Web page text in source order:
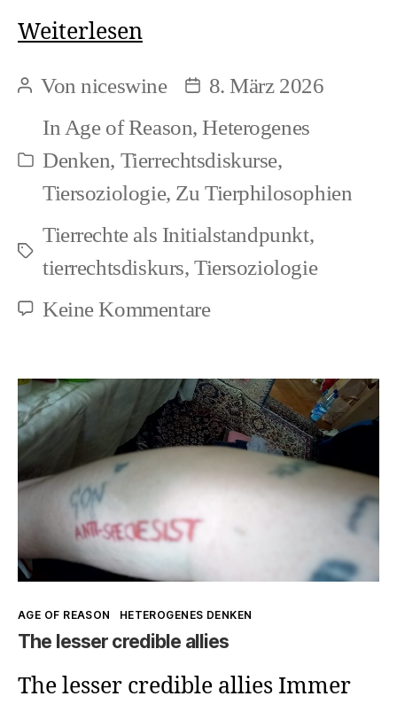
WeiterlesenTierrechte
begriffliche
Herrschaft
Beitragsautor
Vonniceswine Beitragsdatum
8. März 2026
Kategorien
In Age of Reason,Heterogenes
Denken, Tierrechtsdiskurse,
Tiersoziologie, Zu Tierphilosophien
Schlagwörter
Tierrechte als Initialstandpunkt,
tierrechtsdiskurs, Tiersoziologie
Keine Kommentarezu
und
begriffliche
Herrschaft
Kategorien
AGE OF REASON HETEROGENES DENKEN
The lesser credible allies
The lesser credible allies Immer